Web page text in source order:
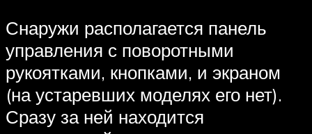
Снаружи располагается панель
управления с поворотными
рукоятками, кнопками, и экраном
(на устаревших моделях его нет).
Сразу за ней находится